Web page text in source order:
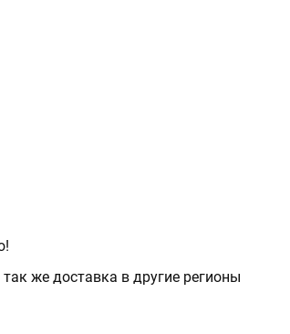
же доставка в другие регионы